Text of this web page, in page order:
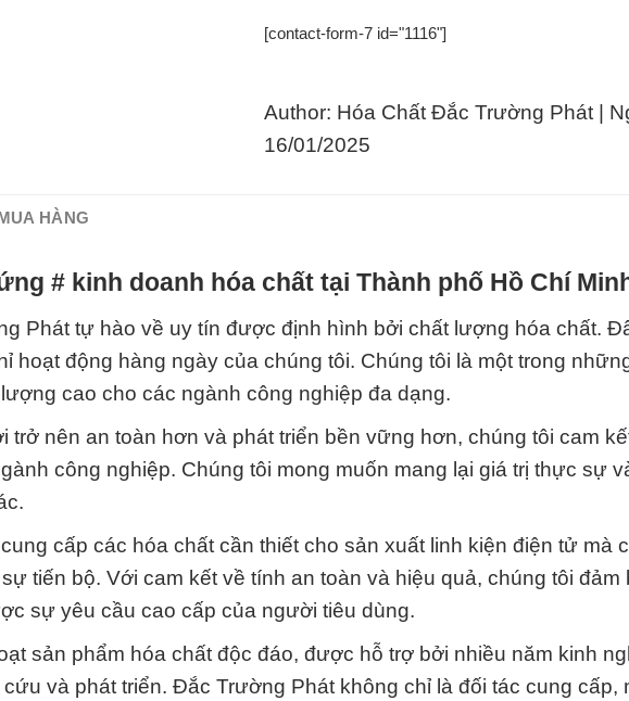
[contact-form-7 id="1116"]
Author: Hóa Chất Đắc Trường Phát |
16/01/2025
HÀNG
# kinh doanh hóa chất tại Thành phố Hồ Chí
Phát tự hào về uy tín được định hình bởi chất lượng hóa chất.
hoạt động hàng ngày của chúng tôi. Chúng tôi là một trong
cao cho các ngành công nghiệp đa dạng.
trở nên an toàn hơn và phát triển bền vững hơn, chúng tôi cam
công nghiệp. Chúng tôi mong muốn mang lại giá trị thực sự
cấp các hóa chất cần thiết cho sản xuất linh kiện điện tử mà
tiến bộ. Với cam kết về tính an toàn và hiệu quả, chúng tôi đảm
sự yêu cầu cao cấp của người tiêu dùng.
sản phẩm hóa chất độc đáo, được hỗ trợ bởi nhiều năm kinh
và phát triển. Đắc Trường Phát không chỉ là đối tác cung cấp,